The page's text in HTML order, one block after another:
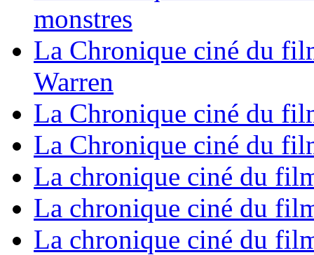
monstres
La Chronique ciné du
Warren
La Chronique ciné du
La Chronique ciné du
La chronique ciné du
La chronique ciné du
La chronique ciné du